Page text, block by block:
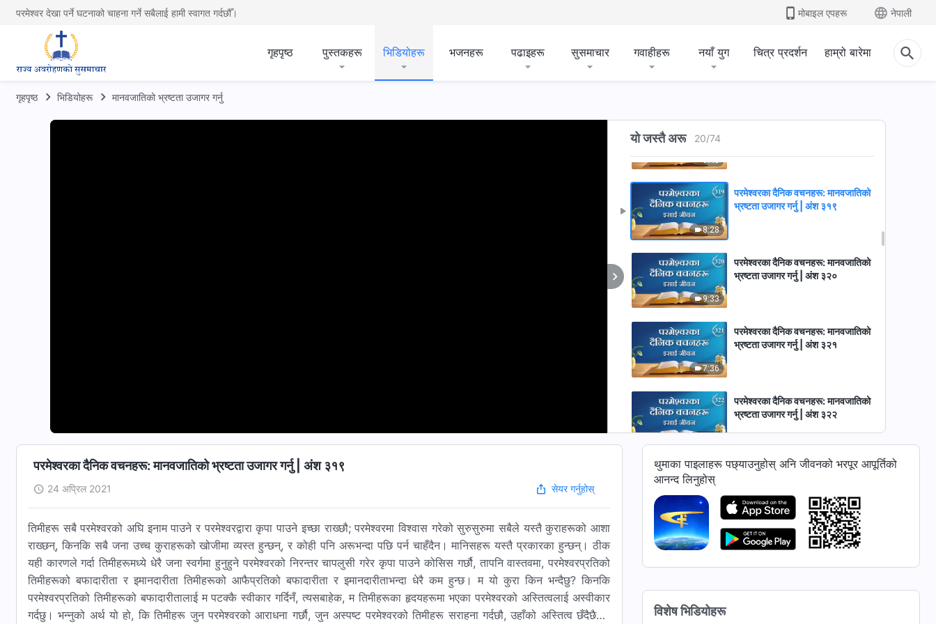
परमेश्वर देखा पर्ने घटनाको चाहना गर्ने सबैलाई हामी स्वागत गर्दछौँ। मोबाइल एपहरू नेपाली
गृहपृष्ठ पुस्तकहरू भिडियोहरू भजनहरू पढाइहरू सुसमाचार गवाहीहरू नयाँ युग चित्र प्रदर्शन हाम्रो बारेमा
गृहपृष्ठ भिडियोहरू मानवजातिको भ्रष्टता उजागर गर्नु
यो जस्तै अरू 20/74
परमेश्‍वरका दैनिक वचनहरू: मानवजातिको
9:43
परमेश्‍वरका दैनिक वचनहरू: मानवजातिको
8:28
परमेश्‍वरका दैनिक वचनहरू: मानवजातिको
भ्रष्टता उजागर गर्नु | अंश ३१९
9:33
परमेश्‍वरका दैनिक वचनहरू: मानवजातिको
भ्रष्टता उजागर गर्नु | अंश ३२०
7:36
परमेश्‍वरका दैनिक वचनहरू: मानवजातिको
भ्रष्टता उजागर गर्नु | अंश ३२१
परमेश्‍वरका दैनिक वचनहरू: मानवजातिको
भ्रष्टता उजागर गर्नु | अंश ३२२
10:25
परमेश्‍वरका दैनिक वचनहरू: मानवजातिको
परमेश्‍वरका दैनिक वचनहरू: मानवजातिको
भ्रष्टता उजागर गर्नु | अंश ३२४
परमेश्‍वरका दैनिक वचनहरू: मानवजातिको भ्रष्टता उजागर गर्नु | अंश ३१९
24 अप्रिल 2021 सेयर गर्नुहोस्
तिमीहरू सबै परमेश्‍वरको अघि इनाम पाउने र परमेश्‍वरद्वारा कृपा पाउने इच्छा राख्छौ; परमेश्‍वरमा विश्‍वास गरेको सुरुसुरुमा सबैले यस्तै कुराहरूको आशा
राख्छन्, किनकि सबै जना उच्च कुराहरूको खोजीमा व्यस्त हुन्छन्, र कोही पनि अरूभन्दा पछि पर्न चाहँदैन। मानिसहरू यस्तै प्रकारका हुन्छन्। ठीक
यही कारणले गर्दा तिमीहरूमध्ये धेरै जना स्वर्गमा हुनुहुने परमेश्‍वरको निरन्तर चापलुसी गरेर कृपा पाउने कोसिस गर्छौ, तापनि वास्तवमा, परमेश्‍वरप्रतिको
तिमीहरूको बफादारीता र इमानदारीता तिमीहरूको आफैप्रतिको बफादारीता र इमानदारीताभन्दा धेरै कम हुन्छ। म यो कुरा किन भन्दैछु? किनकि
परमेश्‍वरप्रतिको तिमीहरूको बफादारीतालाई म पटक्कै स्वीकार गर्दिनँ, त्यसबाहेक, म तिमीहरूका हृदयहरूमा भएका परमेश्‍वरको अस्तित्वलाई अस्वीकार
गर्दछु। भन्नुको अर्थ यो हो, कि तिमीहरू जुन परमेश्‍वरको आराधना गर्छौ, जुन अस्पष्ट परमेश्‍वरको तिमीहरू सराहना गर्दछौ, उहाँको अस्तित्व छँदैछैन।
थुमाका पाइलाहरू पछ्याउनुहोस् अनि जीवनको भरपूर आपूर्तिको
आनन्द लिनुहोस्
विशेष भिडियोहरू